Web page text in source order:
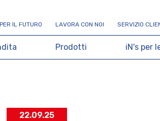
PER IL FUTURO LAVORA CON NOI SERVIZIO CLIE
dita Prodotti iN's per l
22.09.25